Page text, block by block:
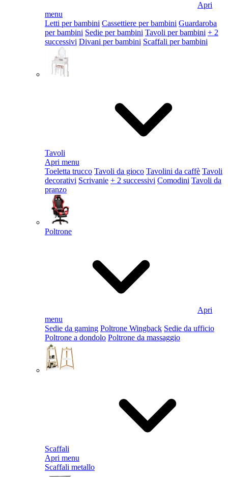
Apri
menu
Letti per bambini Cassettiere per bambini Guardaroba
per bambini Sedie per bambini Tavoli per bambini + 2
successivi Divani per bambini Scaffali per bambini
Tavoli
Apri menu
Toeletta trucco Tavoli da gioco Tavolini da caffè Tavoli
decorativi Scrivanie + 2 successivi Comodini Tavoli da
pranzo
Poltrone
Apri
menu
Sedie da gaming Poltrone Wingback Sedie da ufficio
Poltrone a dondolo Poltrone da massaggio
Scaffali
Apri menu
Scaffali metallo